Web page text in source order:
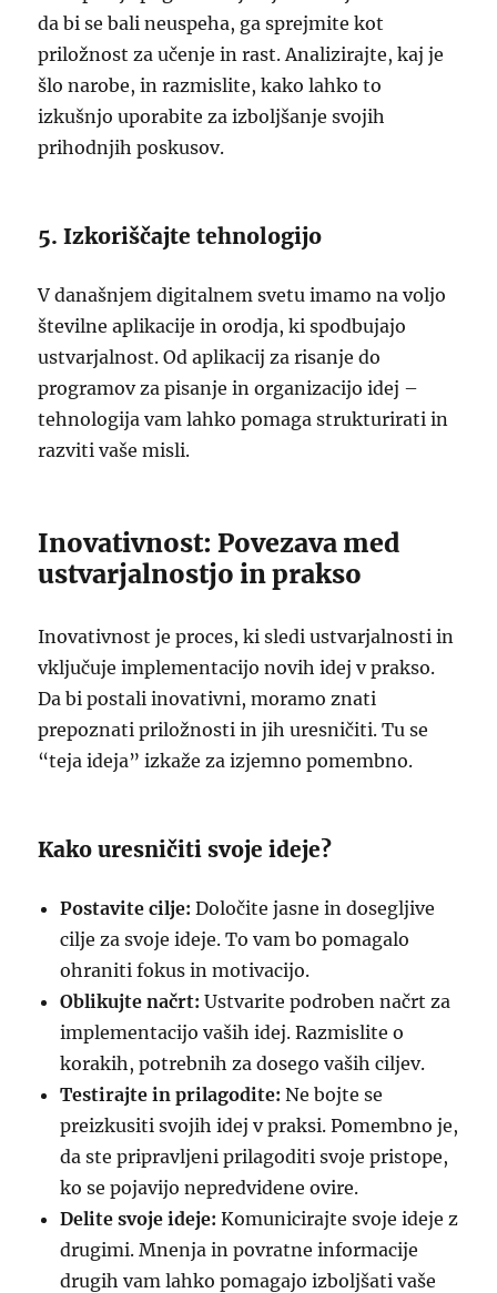
da bi se bali neuspeha, ga sprejmite kot
priložnost za učenje in rast. Analizirajte, kaj je
šlo narobe, in razmislite, kako lahko to
izkušnjo uporabite za izboljšanje svojih
prihodnjih poskusov.
5. Izkoriščajte tehnologijo
V današnjem digitalnem svetu imamo na voljo
številne aplikacije in orodja, ki spodbujajo
ustvarjalnost. Od aplikacij za risanje do
programov za pisanje in organizacijo idej –
tehnologija vam lahko pomaga strukturirati in
razviti vaše misli.
Inovativnost: Povezava med
ustvarjalnostjo in prakso
Inovativnost je proces, ki sledi ustvarjalnosti in
vključuje implementacijo novih idej v prakso.
Da bi postali inovativni, moramo znati
prepoznati priložnosti in jih uresničiti. Tu se
“teja ideja” izkaže za izjemno pomembno.
Kako uresničiti svoje ideje?
Postavite cilje: Določite jasne in dosegljive
cilje za svoje ideje. To vam bo pomagalo
ohraniti fokus in motivacijo.
Oblikujte načrt: Ustvarite podroben načrt za
implementacijo vaših idej. Razmislite o
korakih, potrebnih za dosego vaših ciljev.
Testirajte in prilagodite: Ne bojte se
preizkusiti svojih idej v praksi. Pomembno je,
da ste pripravljeni prilagoditi svoje pristope,
ko se pojavijo nepredvidene ovire.
Delite svoje ideje: Komunicirajte svoje ideje z
drugimi. Mnenja in povratne informacije
drugih vam lahko pomagajo izboljšati vaše